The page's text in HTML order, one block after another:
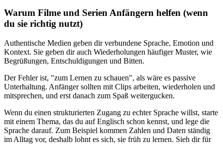
Warum Filme und Serien Anfängern helfen (wenn
du sie richtig nutzt)
Authentische Medien geben dir verbundene Sprache, Emotion und
Kontext. Sie geben dir auch Wiederholungen häufiger Muster, wie
Begrüßungen, Entschuldigungen und Bitten.
Der Fehler ist, "zum Lernen zu schauen", als wäre es passive
Unterhaltung. Anfänger sollten mit Clips arbeiten, wiederholen und
mitsprechen, und erst danach zum Spaß weitergucken.
Wenn du einen strukturierten Zugang zu echter Sprache willst, starte
mit einem Thema, das du auf Englisch schon kennst, und lege die
Sprache darauf. Zum Beispiel kommen Zahlen und Daten ständig
im Alltag vor, deshalb lohnt es sich, sie früh zu lernen. Sieh dir für